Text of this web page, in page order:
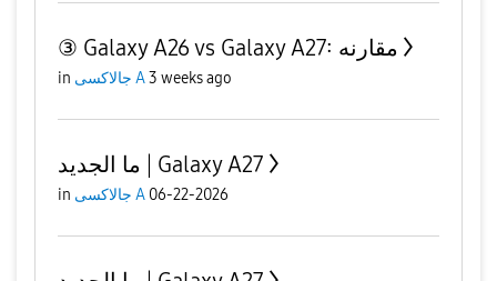
③ Galaxy A26 vs Galaxy A27: مقارنه
in جالاكسى A3 weeks ago
ما الجديد | Galaxy A27
in جالاكسى A 06-22-2026